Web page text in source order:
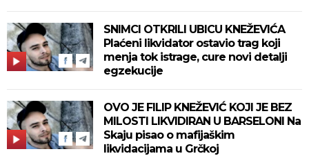
SNIMCI OTKRILI UBICU KNEŽEVIĆA
Plaćeni likvidator ostavio trag koji
menja tok istrage, cure novi detalji
egzekucije
OVO JE FILIP KNEŽEVIĆ KOJI JE BEZ
MILOSTI LIKVIDIRAN U BARSELONI Na
Skaju pisao o mafijaškim
likvidacijama u Grčkoj